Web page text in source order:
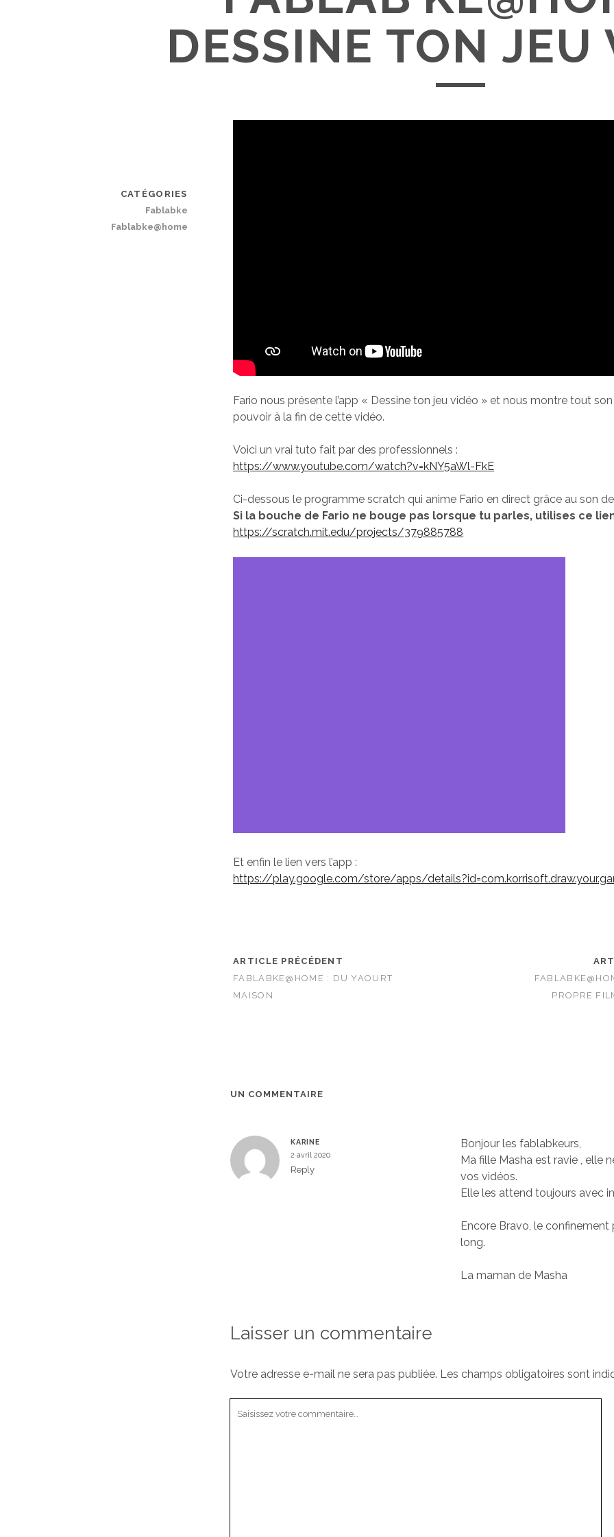
DESSINE TON JEU
Fario nous présente l’app « Dessine ton jeu vidéo » et nous montre tout
pouvoir à la fin de cette vidéo.
Voici un vrai tuto fait par des professionnels :
https://www.youtube.com/watch?v=kNY5aWl-FkE
Ci-dessous le programme scratch qui anime Fario en direct grâce au son
Si la bouche de Fario ne bouge pas lorsque tu parles, utilises ce
https://scratch.mit.edu/projects/379885788
Et enfin le lien vers l’app :
https://play.google.com/store/apps/
ARTICLE PRÉCÉDENT
FABLABKE@HOME : DU YAOURT
MAISON
PROPRE
CATÉGORIES
Fablabke
Fablabke@home
UN COMMENTAIRE
KARINE
2 avril 2020
Reply
Bonjour les fablabkeurs,
Ma fille Masha est ravie , elle
vos vidéos.
Elle les attend toujours avec
Encore Bravo, le confinement
long.
La maman de Masha
Laisser un commentaire
Votre adresse e-mail ne sera pas publiée. Les champs obligatoires sont